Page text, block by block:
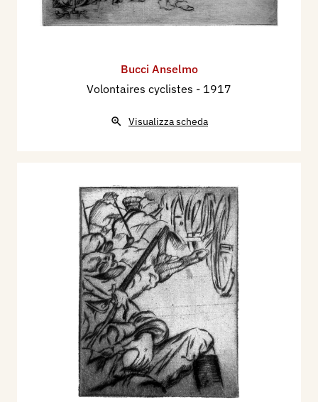
Bucci Anselmo
Volontaires cyclistes - 1917
Visualizza scheda